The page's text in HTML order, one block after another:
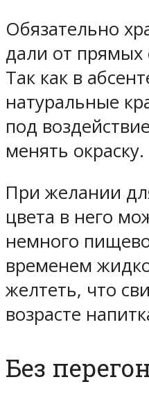
Обязательно
дали от прямых
Так как в
натуральные
под
менять окраску.
При желании
цвета в него
немного
временем
желтеть, что
возрасте
Без